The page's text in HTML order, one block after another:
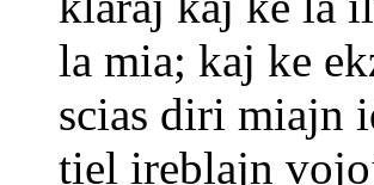
la mia; kaj ke
scias diri miajn
tiel ireblajn